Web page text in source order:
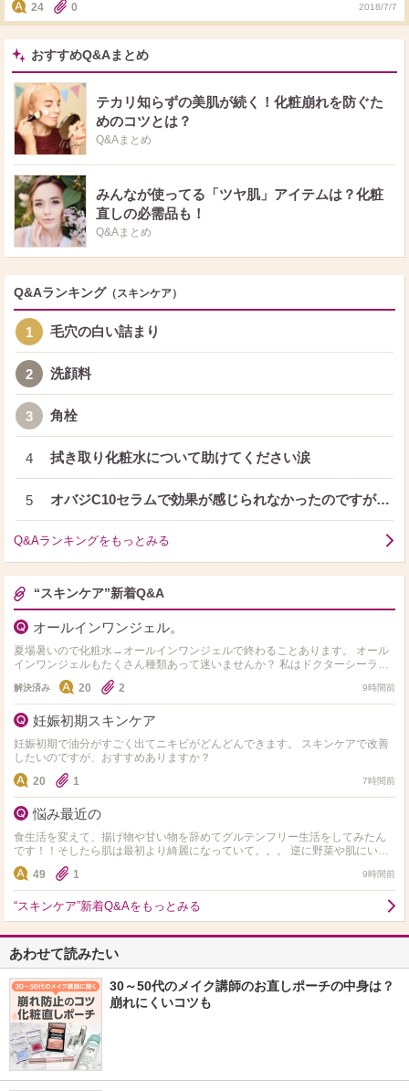
24
0 2018/7/7
おすすめQ&Aまとめ
テカリ知らずの美肌が続く！化粧崩れを防ぐた
めのコツとは？
Q&Aまとめ
みんなが使ってる「ツヤ肌」アイテムは？化粧
直しの必需品も！
Q&Aまとめ
Q&Aランキング （スキンケア）
1 毛穴の白い詰まり
2 洗顔料
3 角栓
4 拭き取り化粧水について助けてください涙
5 オバジC10セラムで効果が感じられなかったのですが…
Q&Aランキングをもっとみる
“スキンケア”新着Q&A
オールインワンジェル。
夏場暑いので化粧水→オールインワンジェルで終わることあります。 オール
インワンジェルもたくさん種類あって迷いませんか？ 私はドクターシーラボ
のセンシティブジェル敏感肌用を使用してます。 オス…
解決済み 20 2 9時間前
妊娠初期スキンケア
妊娠初期で油分がすごく出てニキビがどんどんできます。 スキンケアで改善
したいのですが、おすすめありますか？
20
1 7時間前
悩み最近の
食生活を変えて、揚げ物や甘い物を辞めてグルテンフリー生活をしてみたん
です！！そしたら肌は最初より綺麗になっていて。。。 逆に野菜や肌にいい
ものしか食べれず 揚げ物や小麦やお菓子や米、味が濃ゆい…
49 1 9時間前
“スキンケア”新着Q&Aをもっとみる
あわせて読みたい
30～50代のメイク講師のお直しポーチの中身は？
崩れにくいコツも